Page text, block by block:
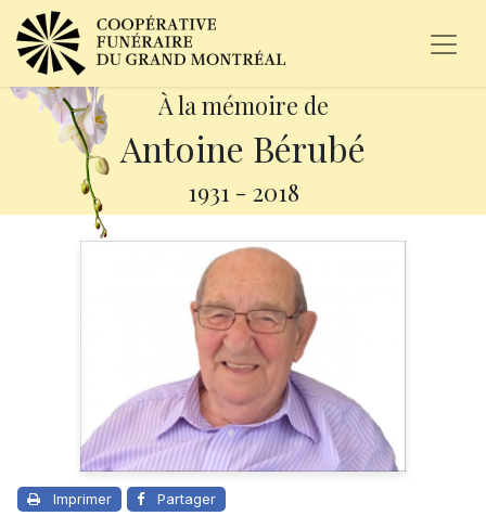
À la mémoire de
Antoine Bérubé
1931 - 2018
Imprimer Partager